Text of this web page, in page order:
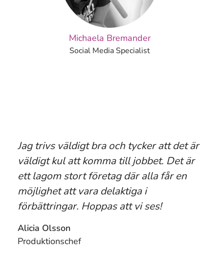
Michaela Bremander
Social Media Specialist
Jag trivs väldigt bra och tycker att det är
väldigt kul att komma till jobbet. Det är
ett lagom stort företag där alla får en
möjlighet att vara delaktiga i
förbättringar. Hoppas att vi ses!
Alicia Olsson
Produktionschef